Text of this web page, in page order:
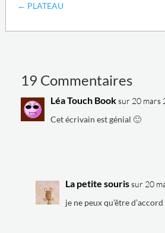
← PLATEAU
19 Commentaires
Léa Touch Book sur 20 mars
Cet écrivain est génial 🙂
La petite souris sur 20
je ne peux qu’être